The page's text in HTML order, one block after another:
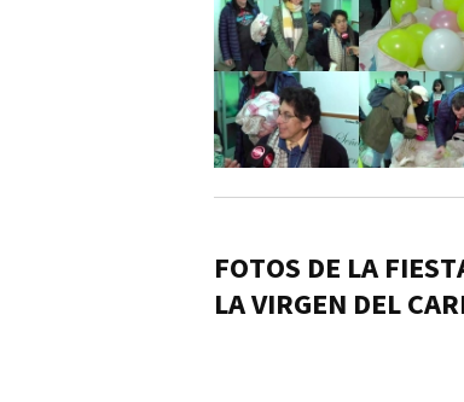
FOTOS DE LA
LA VIRGEN DEL